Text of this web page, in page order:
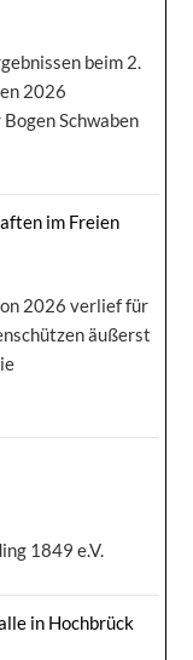
beim 2.
2026
Schwaben
im Freien
2026 verlief für
äußerst
1849 e.V.
in Hochbrück